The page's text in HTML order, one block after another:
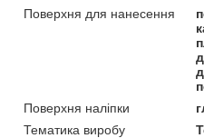
Поверхня для нанесення
Поверхня наліпки
Тематика виробу